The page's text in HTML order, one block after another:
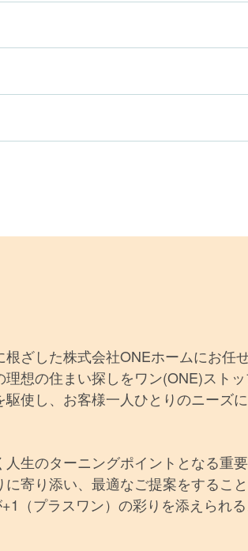
ざした株式会社ONEホームにお任
想の住まい探しをワン(ONE)スト
使し、お客様一人ひとりのニーズ
生のターニングポイントとなる重
寄り添い、最適なご提案をするこ
（プラスワン）の彩りを添えられ